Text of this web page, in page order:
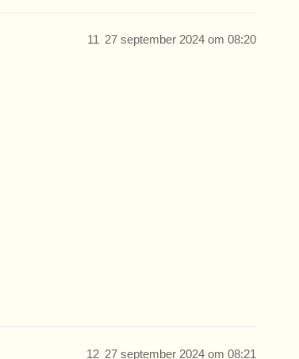
27 september 2024 om 08:20
11
27 september 2024 om 08:21
12